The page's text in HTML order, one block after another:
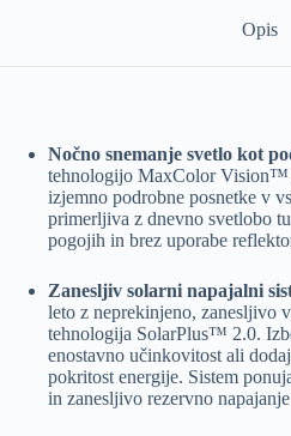
Opis
Nočno snemanje svetlo kot
tehnologijo MaxColor Vision™
izjemno podrobne posnetke v
primerljiva z dnevno svetlobo
pogojih in brez uporabe
Zanesljiv solarni napajalni
leto z neprekinjeno, zanesljivo
tehnologija SolarPlus™ 2.0.
enostavno učinkovitost ali
pokritost energije. Sistem
in zanesljivo rezervno